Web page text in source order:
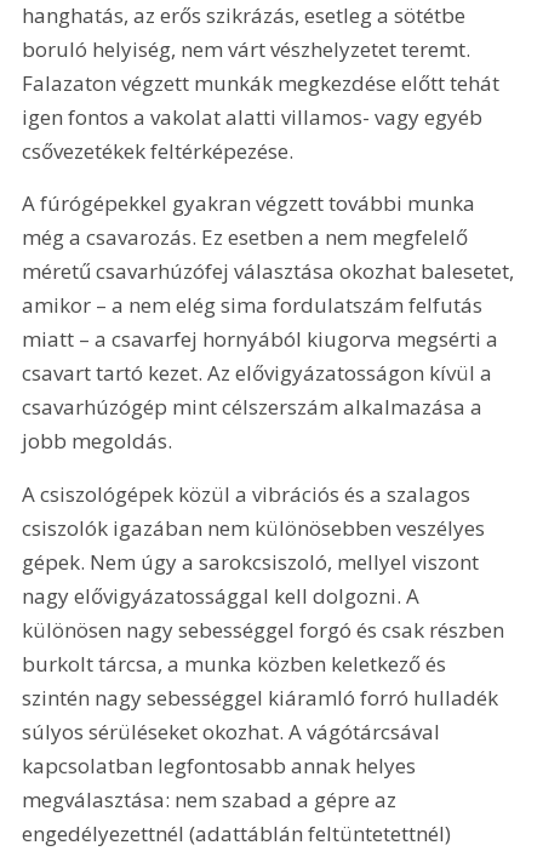
hanghatás, az erős szikrázás, esetleg a sötétbe
boruló helyiség, nem várt vészhelyzetet teremt.
Falazaton végzett munkák megkezdése előtt tehát
igen fontos a vakolat alatti villamos- vagy egyéb
csővezetékek feltérképezése.
A fúrógépekkel gyakran végzett további munka
még a csavarozás. Ez esetben a nem megfelelő
méretű csavarhúzófej választása okozhat balesetet,
amikor – a nem elég sima fordulatszám felfutás
miatt – a csavarfej hornyából kiugorva megsérti a
csavart tartó kezet. Az elővigyázatosságon kívül a
csavarhúzógép mint célszerszám alkalmazása a
jobb megoldás.
A csiszológépek közül a vibrációs és a szalagos
csiszolók igazában nem különösebben veszélyes
gépek. Nem úgy a sarokcsiszoló, mellyel viszont
nagy elővigyázatossággal kell dolgozni. A
különösen nagy sebességgel forgó és csak részben
burkolt tárcsa, a munka közben keletkező és
szintén nagy sebességgel kiáramló forró hulladék
súlyos sérüléseket okozhat. A vágótárcsával
kapcsolatban legfontosabb annak helyes
megválasztása: nem szabad a gépre az
engedélyezettnél (adattáblán feltüntetettnél)